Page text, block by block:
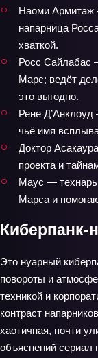
Наоми Армитаж
напарница
хваткой.
Росс Сайлабас
Марс; ведёт
это выгодно.
Рене
чьё имя
Доктор
проекта и
Маус — технарь
Марса и
Киберпанк-
Это нуарный
повороты и
техникой и
контраст
хаотичная, почти
объяснений сериал